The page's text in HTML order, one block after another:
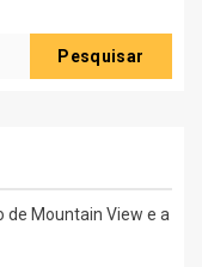
Pesquisar
de Mountain View e a